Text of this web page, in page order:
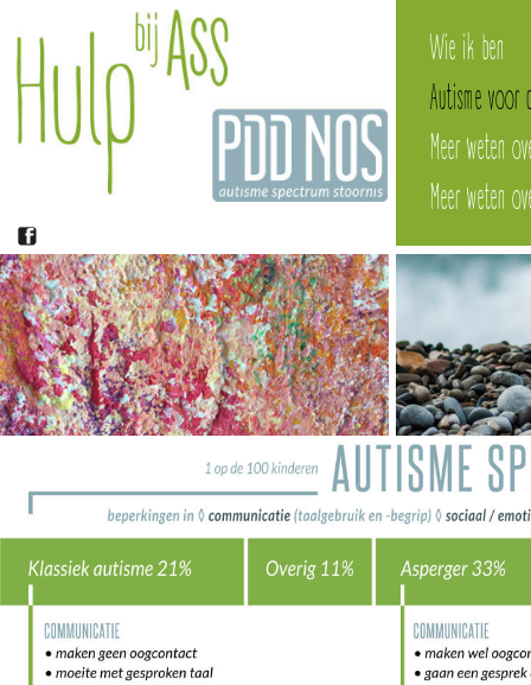
Wie ik ben
Autisme voor
Meer weten
Meer weten